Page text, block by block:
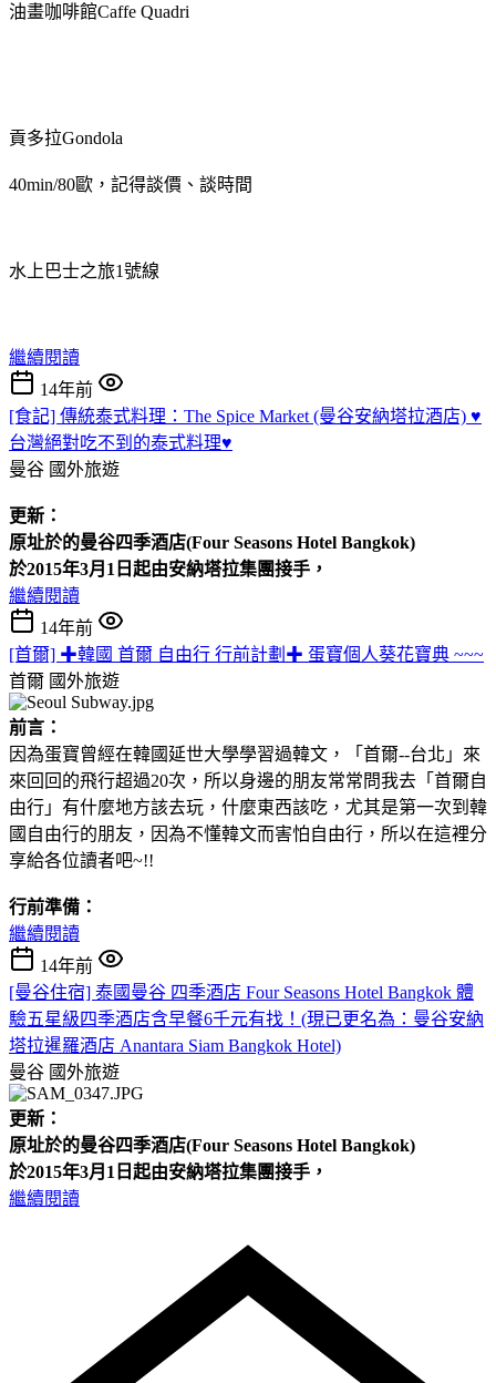
油畫咖啡館Caffe Quadri
貢多拉Gondola
40min/80歐，記得談價、談時間
水上巴士之旅1號線
繼續閱讀
14年前
[食記] 傳統泰式料理：The Spice Market (曼谷安納塔拉酒店) ♥
台灣絕對吃不到的泰式料理♥
曼谷 國外旅遊
更新：
原址於的曼谷四季酒店(Four Seasons Hotel Bangkok)
於2015年3月1日起由安納塔拉集團接手，
繼續閱讀
14年前
[首爾] ✚韓國 首爾 自由行 行前計劃✚ 蛋寶個人葵花寶典 ~~~
首爾 國外旅遊
前言：
因為蛋寶曾經在韓國延世大學學習過韓文，「首爾--台北」來
來回回的飛行超過20次，所以身邊的朋友常常問我去「首爾自
由行」有什麼地方該去玩，什麼東西該吃，尤其是第一次到韓
國自由行的朋友，因為不懂韓文而害怕自由行，所以在這裡分
享給各位讀者吧~!!
行前準備：
繼續閱讀
14年前
[曼谷住宿] 泰國曼谷 四季酒店 Four Seasons Hotel Bangkok 體
驗五星級四季酒店含早餐6千元有找！(現已更名為：曼谷安納
塔拉暹羅酒店 Anantara Siam Bangkok Hotel)
曼谷 國外旅遊
更新：
原址於的曼谷四季酒店(Four Seasons Hotel Bangkok)
於2015年3月1日起由安納塔拉集團接手，
繼續閱讀